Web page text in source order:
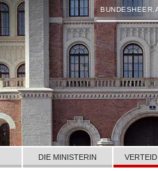
DIE MINISTERIN